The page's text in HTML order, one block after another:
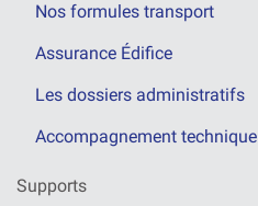
Nos formules transport
Assurance Édifice
Les dossiers administratifs
Accompagnement technique
Supports